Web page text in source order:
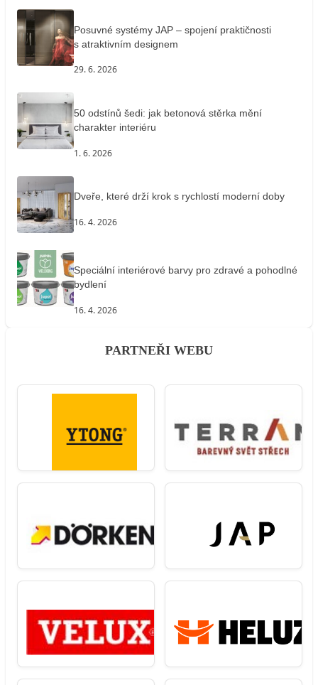
Posuvné systémy JAP – spojení praktičnosti
s atraktivním designem
29. 6. 2026
50 odstínů šedi: jak betonová stěrka mění
charakter interiéru
1. 6. 2026
Dveře, které drží krok s rychlostí moderní doby
16. 4. 2026
Speciální interiérové barvy pro zdravé a pohodlné
bydlení
16. 4. 2026
PARTNEŘI WEBU